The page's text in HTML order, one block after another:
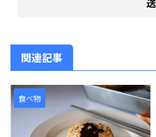
関連記事
食べ物